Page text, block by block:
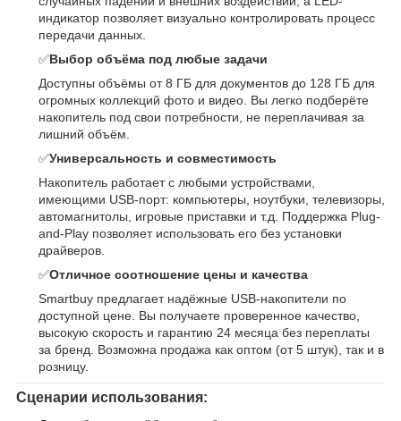
индикатор позволяет визуально контролировать процесс
передачи данных.
✅Выбор объёма под любые задачи
Доступны объёмы от 8 ГБ для документов до 128 ГБ для
огромных коллекций фото и видео. Вы легко подберёте
накопитель под свои потребности, не переплачивая за
лишний объём.
✅Универсальность и совместимость
Накопитель работает с любыми устройствами,
имеющими USB-порт: компьютеры, ноутбуки, телевизоры,
автомагнитолы, игровые приставки и т.д. Поддержка Plug-
and-Play позволяет использовать его без установки
драйверов.
✅Отличное соотношение цены и качества
Smartbuy предлагает надёжные USB-накопители по
доступной цене. Вы получаете проверенное качество,
высокую скорость и гарантию 24 месяца без переплаты
за бренд. Возможна продажа как оптом (от 5 штук), так и в
розницу.
Сценарии использования: